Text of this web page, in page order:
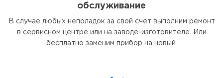
обслуживание
В случае любых неполадок за свой счет выполним ремонт
в сервисном центре или на заводе-изготовителе. Или
бесплатно заменим прибор на новый.